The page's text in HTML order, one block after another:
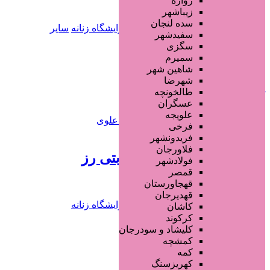
زیباشهر
سده لنجان
سفیدشهر
سگزی
سمیرم
شاهین شهر
شهرضا
طالخونچه
عسگران
علویجه
فرخی
فریدونشهر
فلاورجان
فولادشهر
قمصر
قهجاورستان
قهدیرجان
کاشان
کرکوند
کلیشاد و سودرجان
کمشچه
کمه
کهریزسنگ
سالن ها و خدمات آرایشگاهی آرایشگاه زنانه سایر
افزودن به علاقه‌مندی 2251 بازدید
خدمات آرایشی و زیبایی بتی رز
سالن ها و خدمات آرایشگاهی آرایشگاه زنانه